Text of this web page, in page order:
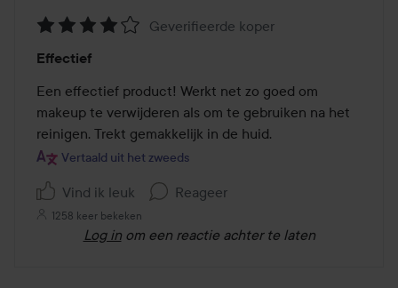
4
van
de
5
Geverifieerde koper
Effectief
Een effectief product! Werkt net zo goed om
makeup te verwijderen als om te gebruiken na het
reinigen. Trekt gemakkelijk in de huid.
Vertaald uit het zweeds
Vind ik leuk Reageer
1258 keer bekeken
Log in om een reactie achter te laten